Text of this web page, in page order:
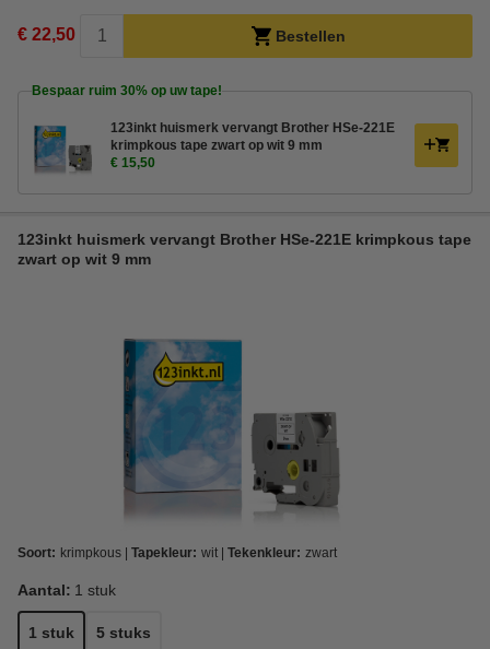
€ 22,50 Bestellen
Bespaar ruim 30% op uw tape!
123inkt huismerk vervangt Brother HSe-221E
krimpkous tape zwart op wit 9 mm
€ 15,50
123inkt huismerk vervangt Brother HSe-221E krimpkous tape
zwart op wit 9 mm
Soort: krimpkous Tapekleur: wit Tekenkleur: zwart
Aantal: 1 stuk
1 stuk 5 stuks